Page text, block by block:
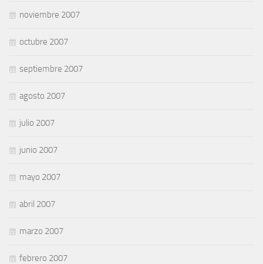
noviembre 2007
octubre 2007
septiembre 2007
agosto 2007
julio 2007
junio 2007
mayo 2007
abril 2007
marzo 2007
febrero 2007